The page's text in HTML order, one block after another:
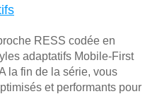
RESS codée en
adaptatifs Mobile-First
la fin de la série, vous
et performants pour